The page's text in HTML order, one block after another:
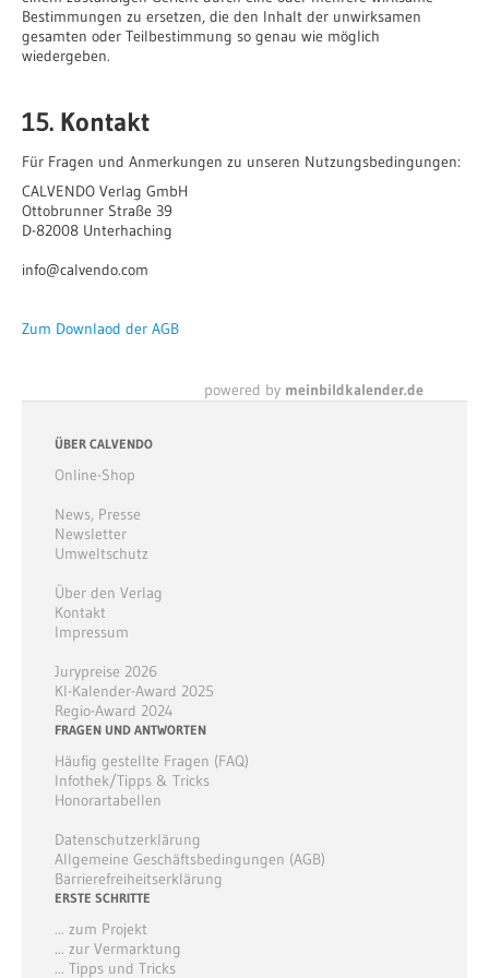
Bestimmungen zu ersetzen, die den Inhalt der unwirksamen
gesamten oder Teilbestimmung so genau wie möglich
wiedergeben.
15. Kontakt
Für Fragen und Anmerkungen zu unseren Nutzungsbedingungen:
CALVENDO Verlag GmbH
Ottobrunner Straße 39
D-82008 Unterhaching
info@calvendo.com
Zum Downlaod der AGB
powered by meinbildkalender.de
ÜBER CALVENDO
Online-Shop
News Presse
Newsletter
Umweltschutz
Über den Verlag
Kontakt
Impressum
Jurypreise 2026
KI-Kalender-Award 2025
Regio-Award 2024
FRAGEN UND ANTWORTEN
Häufig gestellte Fragen (FAQ)
Infothek/Tipps & Tricks
Honorartabellen
Datenschutzerklärung
Allgemeine Geschäftsbedingungen (AGB)
Barrierefreiheitserklärung
ERSTE SCHRITTE
... zum Projekt
... zur Vermarktung
... Tipps und Tricks